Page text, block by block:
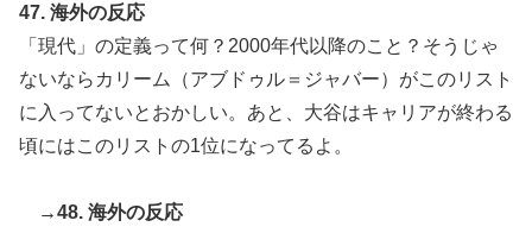
47. 海外の反応
「現代」の定義って何？2000年代以降のこと？そうじゃ
ないならカリーム（アブドゥル＝ジャバー）がこのリスト
に入ってないとおかしい。あと、大谷はキャリアが終わる
頃にはこのリストの1位になってるよ。
→48. 海外の反応